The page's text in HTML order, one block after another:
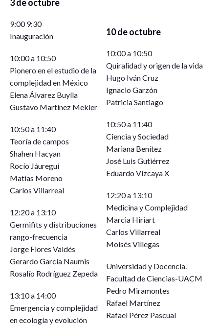
3 de octubre
9:00 9:30
Inauguración
10:00 a 10:50
Pionero en el estudio de la
complejidad en México
Elena Álvarez Buylla
Gustavo Martínez Mekler
10:50 a 11:40
Teoría de campos
Shahen Hacyan
Rocío Jáuregui
Matías Moreno
Carlos Villarreal
12:20 a 13:10
Germifits y distribuciones
rango-frecuencia
Jorge Flores Valdés
Gerardo García Naumis
Rosalío Rodríguez Zepeda
13:10 a 14:00
Emergencia y complejidad
en ecología y evolución
10 de octubre
10:00 a 10:50
Quiralidad y origen de la vida
Hugo Iván Cruz
Ignacio Garzón
Patricia Santiago
10:50 a 11:40
Ciencia y Sociedad
Mariana Benítez
José Luis Gutiérrez
Eduardo Vizcaya X
12:20 a 13:10
Medicina y Complejidad
Marcia Hiriart
Carlos Villarreal
Moisés Villegas
Universidad y Docencia.
Facultad de Ciencias-UACM
Pedro Miramontes
Rafael Martínez
Rafael Pérez Pascual